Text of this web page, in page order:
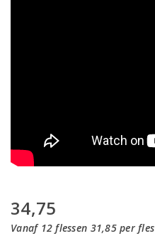
34,75
Vanaf 12 flessen 31,85 per fles